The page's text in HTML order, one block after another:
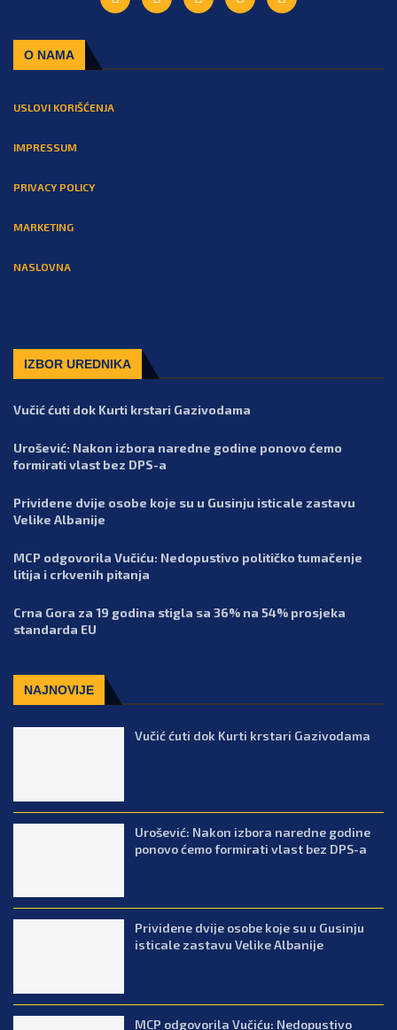
O NAMA
USLOVI KORIŠĆENJA
IMPRESSUM
PRIVACY POLICY
MARKETING
NASLOVNA
IZBOR UREDNIKA
Vučić ćuti dok Kurti krstari Gazivodama
Urošević: Nakon izbora naredne godine ponovo ćemo
formirati vlast bez DPS-a
Prividene dvije osobe koje su u Gusinju isticale zastavu
Velike Albanije
MCP odgovorila Vučiću: Nedopustivo političko tumačenje
litija i crkvenih pitanja
Crna Gora za 19 godina stigla sa 36% na 54% prosjeka
standarda EU
NAJNOVIJE
Vučić ćuti dok Kurti krstari Gazivodama
Urošević: Nakon izbora naredne godine
ponovo ćemo formirati vlast bez DPS-a
Prividene dvije osobe koje su u Gusinju
isticale zastavu Velike Albanije
MCP odgovorila Vučiću: Nedopustivo